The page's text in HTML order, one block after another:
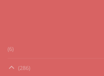
(6)
(286)